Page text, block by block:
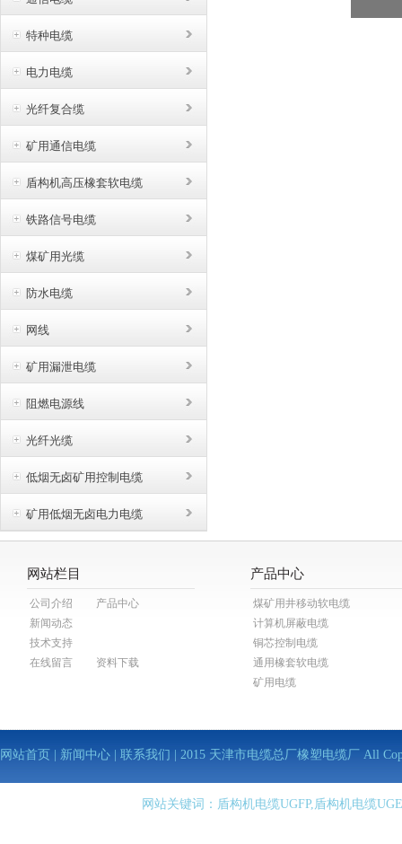
特种电缆
电力电缆
光纤复合缆
矿用通信电缆
盾构机高压橡套软电缆
铁路信号电缆
煤矿用光缆
防水电缆
网线
矿用漏泄电缆
阻燃电源线
光纤光缆
低烟无卤矿用控制电缆
矿用低烟无卤电力电缆
网站栏目
公司介绍
产品中心
新闻动态
技术支持
在线留言
资料下载
产品中心
煤矿用井移动软电缆
计算机屏蔽电缆
铜芯控制电缆
通用橡套软电缆
矿用电缆
网站首页 新闻中心 联系我们 | 2015 天津市电缆总厂橡塑电缆厂 All
网站关键词：盾构机电缆UGFP,盾构机电缆